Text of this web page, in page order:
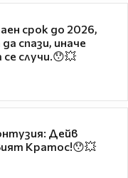
срок до 2026,
спази, иначе
случи.😯💥
Дейв
Кратос!😯💥